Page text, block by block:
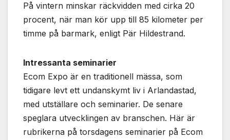
På vintern minskar räckvidden med cirka 20
procent, när man kör upp till 85 kilometer per
timme på barmark, enligt Pär Hildestrand.
Intressanta seminarier
Ecom Expo är en traditionell mässa, som
tidigare levt ett undanskymt liv i Arlandastad,
med utställare och seminarier. De senare
speglara utvecklingen av branschen. Här är
rubrikerna på torsdagens seminarier på Ecom